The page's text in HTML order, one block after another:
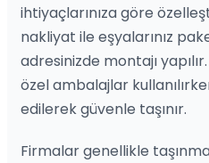
ihtiyaçlarınıza göre
nakliyat ile eşyalarınız
adresinizde montajı
özel ambalajlar
edilerek güvenle taşınır.
Firmalar genellikle